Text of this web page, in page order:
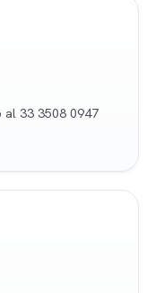
33 3508 0947